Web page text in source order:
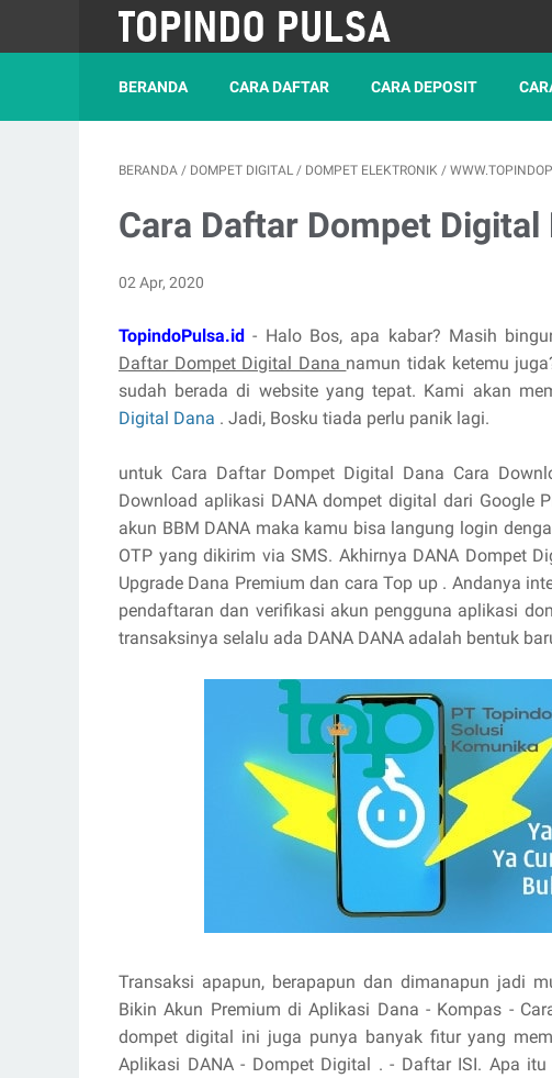
BERANDA CARA DAFTAR CARA DEPOSIT
BERANDA / DOMPET DIGITAL / DOMPET ELEKTRONIK /
Cara Daftar Dompet Digital
02 Apr, 2020
TopindoPulsa.id - Halo Bos, apa kabar? Masih
Daftar Dompet Digital Dana namun tidak ketemu
sudah berada di website yang tepat. Kami akan
Digital Dana . Jadi, Bosku tiada perlu panik lagi.
untuk Cara Daftar Dompet Digital Dana Cara
Download aplikasi DANA dompet digital dari Google
akun BBM DANA maka kamu bisa langung login
OTP yang dikirim via SMS. Akhirnya DANA Dompet
Upgrade Dana Premium dan cara Top up . Andanya
pendaftaran dan verifikasi akun pengguna aplikasi
transaksinya selalu ada DANA DANA adalah bentuk
Transaksi apapun, berapapun dan dimanapun jadi
Bikin Akun Premium di Aplikasi Dana - Kompas -
dompet digital ini juga punya banyak fitur yang
Aplikasi DANA - Dompet Digital . - Daftar ISI. Apa